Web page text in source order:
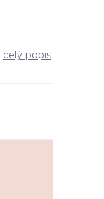
celý popis